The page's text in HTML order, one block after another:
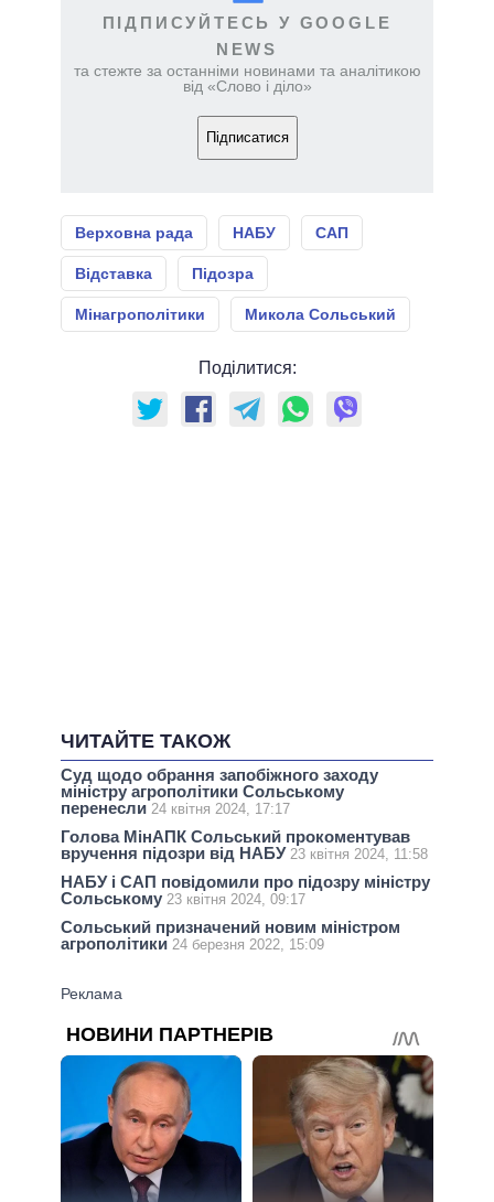
ПІДПИСУЙТЕСЬ У GOOGLE
NEWS
та стежте за останніми новинами та аналітикою
від «Слово і діло»
Підписатися
Верховна рада НАБУ САП
Відставка Підозра
Мінагрополітики Микола Сольський
Поділитися:
ЧИТАЙТЕ ТАКОЖ
Суд щодо обрання запобіжного заходу
міністру агрополітики Сольському
перенесли 24 квітня 2024, 17:17
Голова МінАПК Сольський прокоментував
вручення підозри від НАБУ 23 квітня 2024, 11:58
НАБУ і САП повідомили про підозру міністру
Сольському 23 квітня 2024, 09:17
Сольський призначений новим міністром
агрополітики 24 березня 2022, 15:09